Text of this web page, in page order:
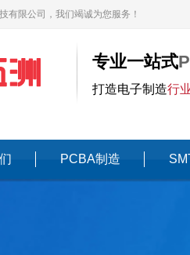
有限公司，我们竭诚为您服务！
专业一站式
打造电子制造行
PCBA制造